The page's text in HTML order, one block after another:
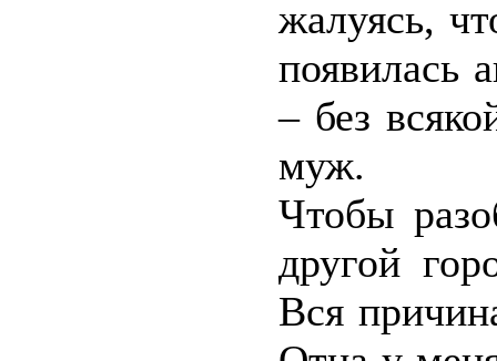
жалуясь,
появилась
– без
муж.
Чтобы
другой
Вся